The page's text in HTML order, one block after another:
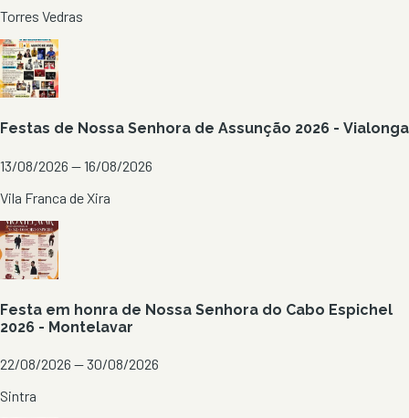
Torres Vedras
Festas de Nossa Senhora de Assunção 2026 - Vialonga
13/08/2026 — 16/08/2026
Vila Franca de Xira
Festa em honra de Nossa Senhora do Cabo Espichel
2026 - Montelavar
22/08/2026 — 30/08/2026
Sintra